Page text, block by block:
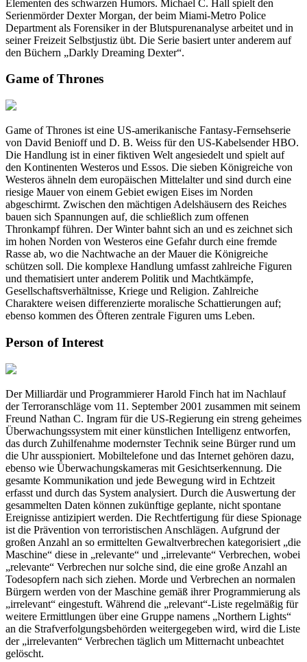
Elementen des schwarzen Humors. Michael C. Hall spielt den
Serienmörder Dexter Morgan, der beim Miami-Metro Police
Department als Forensiker in der Blutspurenanalyse arbeitet und in
seiner Freizeit Selbstjustiz übt. Die Serie basiert unter anderem auf
den Büchern „Darkly Dreaming Dexter“.
Game of Thrones
Game of Thrones ist eine US-amerikanische Fantasy-Fernsehserie
von David Benioff und D. B. Weiss für den US-Kabelsender HBO.
Die Handlung ist in einer fiktiven Welt angesiedelt und spielt auf
den Kontinenten Westeros und Essos. Die sieben Königreiche von
Westeros ähneln dem europäischen Mittelalter und sind durch eine
riesige Mauer von einem Gebiet ewigen Eises im Norden
abgeschirmt. Zwischen den mächtigen Adelshäusern des Reiches
bauen sich Spannungen auf, die schließlich zum offenen
Thronkampf führen. Der Winter bahnt sich an und es zeichnet sich
im hohen Norden von Westeros eine Gefahr durch eine fremde
Rasse ab, wo die Nachtwache an der Mauer die Königreiche
schützen soll. Die komplexe Handlung umfasst zahlreiche Figuren
und thematisiert unter anderem Politik und Machtkämpfe,
Gesellschaftsverhältnisse, Kriege und Religion. Zahlreiche
Charaktere weisen differenzierte moralische Schattierungen auf;
ebenso kommen des Öfteren zentrale Figuren ums Leben.
Person of Interest
Der Milliardär und Programmierer Harold Finch hat im Nachlauf
der Terroranschläge vom 11. September 2001 zusammen mit seinem
Freund Nathan C. Ingram für die US-Regierung ein streng geheimes
Überwachungssystem mit einer künstlichen Intelligenz entworfen,
das durch Zuhilfenahme modernster Technik seine Bürger rund um
die Uhr ausspioniert. Mobiltelefone und das Internet gehören dazu,
ebenso wie Überwachungskameras mit Gesichtserkennung. Die
gesamte Kommunikation und jede Bewegung wird in Echtzeit
erfasst und durch das System analysiert. Durch die Auswertung der
gesammelten Daten können zukünftige geplante, nicht spontane
Ereignisse antizipiert werden. Die Rechtfertigung für diese Spionage
ist die Prävention von terroristischen Anschlägen. Aufgrund der
großen Anzahl an so ermittelten Gewaltverbrechen kategorisiert „die
Maschine“ diese in „relevante“ und „irrelevante“ Verbrechen, wobei
„relevante“ Verbrechen nur solche sind, die eine große Anzahl an
Todesopfern nach sich ziehen. Morde und Verbrechen an normalen
Bürgern werden von der Maschine gemäß ihrer Programmierung als
„irrelevant“ eingestuft. Während die „relevant“-Liste regelmäßig für
weitere Ermittlungen über eine Gruppe namens „Northern Lights“
an die Strafverfolgungsbehörden weitergegeben wird, wird die Liste
der „irrelevanten“ Verbrechen täglich um Mitternacht unbeachtet
gelöscht.